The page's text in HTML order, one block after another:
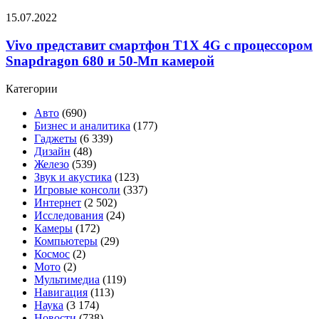
со
Гц
экраном,
чипом
Dimensity
зарядкой
Vivo
смартфон
T1X
4G
процессором
Snapdragon
камерой
15.07.2022
Vivo представит смартфон T1X 4G с процессором
Snapdragon 680 и 50-Мп камерой
Категории
Авто (690)
Бизнес и аналитика (177)
Гаджеты (6 339)
Дизайн (48)
Железо (539)
Звук и акустика (123)
Игровые консоли (337)
Интернет (2 502)
Исследования (24)
Камеры (172)
Компьютеры (29)
Космос (2)
Мото (2)
Мультимедиа (119)
Навигация (113)
Наука (3 174)